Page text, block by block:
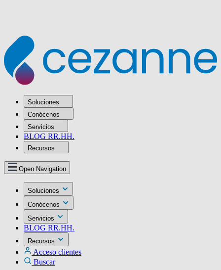
Soluciones
Conócenos
Servicios
BLOG RR.HH.
Recursos
Open Navigation
Soluciones
Conócenos
Servicios
BLOG RR.HH.
Recursos
Acceso clientes
Buscar